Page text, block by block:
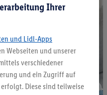
Ihrer
und Lidl-Apps
Webseiten und unserer
verschiedener
und ein Zugriff auf
Diese sind teilweise